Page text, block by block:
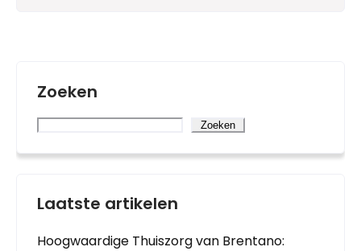
Zoeken
Zoeken
Laatste artikelen
Hoogwaardige Thuiszorg van Brentano: